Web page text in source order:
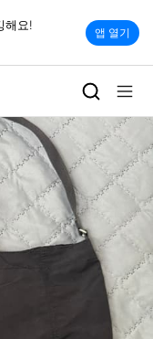
해요!
앱 열기